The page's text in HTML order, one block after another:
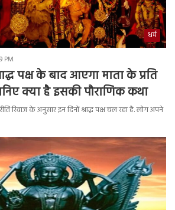
धर्म
PM
पक्ष के बाद आएगा माता के प्रति
क्या है इसकी पौराणिक कथा
रिवाज के अनुसार इन दिनों श्राद्ध पक्ष चल रहा है. लोग अपने